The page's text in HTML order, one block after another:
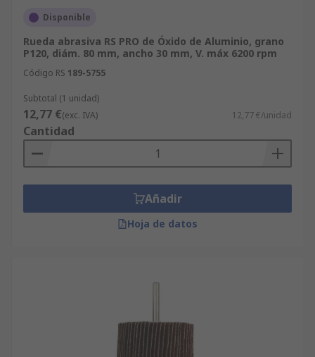
Disponible
Rueda abrasiva RS PRO de Óxido de Aluminio, grano
P120, diám. 80 mm, ancho 30 mm, V. máx 6200 rpm
Código RS 189-5755
Subtotal (1 unidad)
12,77 €(exc. IVA) 12,77 €/unidad
Cantidad
Añadir
Hoja de datos